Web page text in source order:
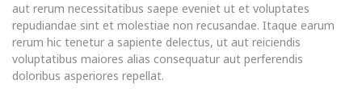
aut rerum necessitatibus saepe eveniet ut et voluptates
repudiandae sint et molestiae non recusandae. Itaque earum
rerum hic tenetur a sapiente delectus, ut aut reiciendis
voluptatibus maiores alias consequatur aut perferendis
doloribus asperiores repellat.